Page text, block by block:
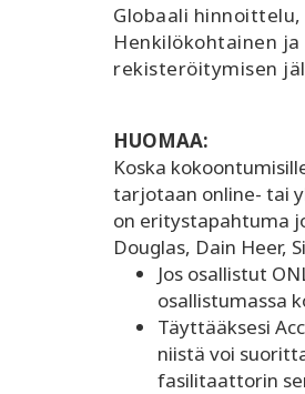
Globaali
Henkilökohtainen
rekisteröitymisen
HUOMAA:
Koska
tarjotaan online- tai
on eritystapahtuma
Douglas, Dain Heer,
Jos osallistut
osallistumassa
Täyttääksesi
niistä voi
fasilitaattorin